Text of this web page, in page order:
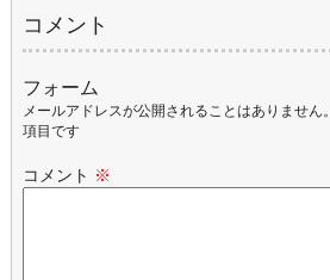
コメント
フォーム
メールアドレスが公開されることはありません。
項目です
コメント ※